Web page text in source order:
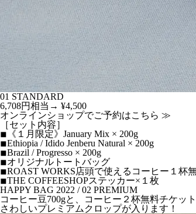
01 STANDARD
6,708円相当→ ¥4,500
オンラインショップでご予約はこちら ≫
［セット内容］
◾︎《１月限定》January Mix × 200g
◾︎Ethiopia / Idido Jenberu Natural × 200g
◾︎Brazil / Progresso × 200g
◾︎オリジナルトートバッグ
◾︎ROAST WORKS店頭で使えるコーヒー１杯
◾︎THE COFFEESHOPステッカー×１枚
HAPPY BAG 2022 / 02 PREMIUM
コーヒー豆700gと、コーヒー２杯無料チケッ
さわしいプレミアムクロップが入ります！